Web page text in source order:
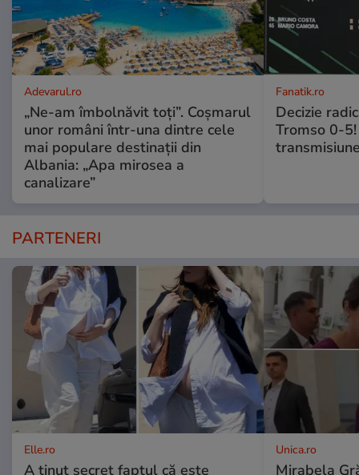
Adevarul.ro
„Ne-am îmbolnăvit toți”. Coșmarul
unor români într-una dintre cele
mai populare destinații din
Albania: „Apa mirosea a
canalizare”
Fanatik.ro
Decizie
Tromso 0-
PARTENERI
Elle.ro
A ținut secret faptul că este
Unica.ro
Mirabela